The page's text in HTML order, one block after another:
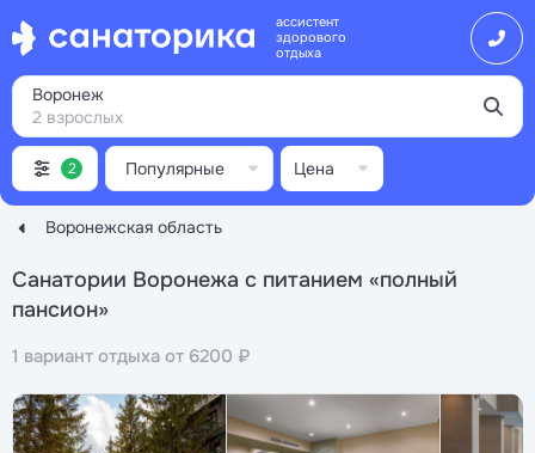
ассистент
здорового
отдыха
Воронежская область
Воронеж
2 взрослых
Санатории Воронежа с питанием «полный
пансион»
1 вариант отдыха от 6200 ₽
2 Популярные Цена